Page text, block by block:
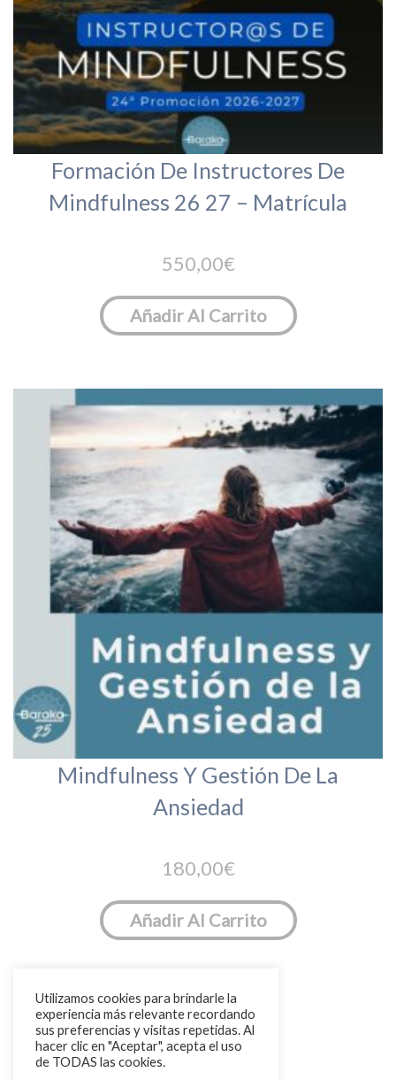
Formación De Instructores De
Mindfulness 26 27 – Matrícula
550,00€
Añadir Al Carrito
Mindfulness Y Gestión De La
Ansiedad
180,00€
Añadir Al Carrito
1 2 3 4
Utilizamos cookies para brindarle la
experiencia más relevante recordando
sus preferencias y visitas repetidas. Al
hacer clic en "Aceptar", acepta el uso
de TODAS las cookies.